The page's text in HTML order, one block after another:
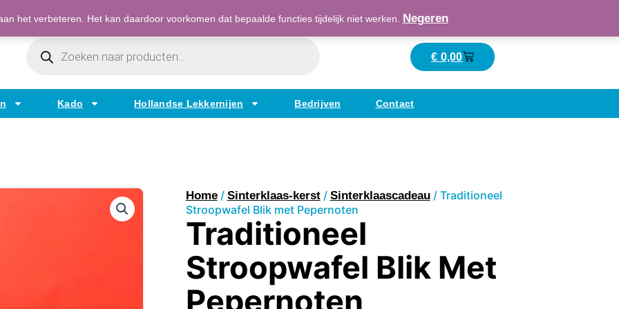
het verbeteren. Het kan daardoor voorkomen dat bepaalde functies tijdelijk niet werken. Negeren
Bestellen op factuur mogelijk voor bedrijven
Maatschappelijk verantwoord ondernemend
Producten
€ 0,00Winkelwagen
Kado Hollandse Lekkernijen Bedrijven Contact
Home/ Sinterklaas-kerst/ Sinterklaascadeau/ Traditioneel
Stroopwafel Blik met Pepernoten
Traditioneel
Stroopwafel Blik Met
Pepernoten